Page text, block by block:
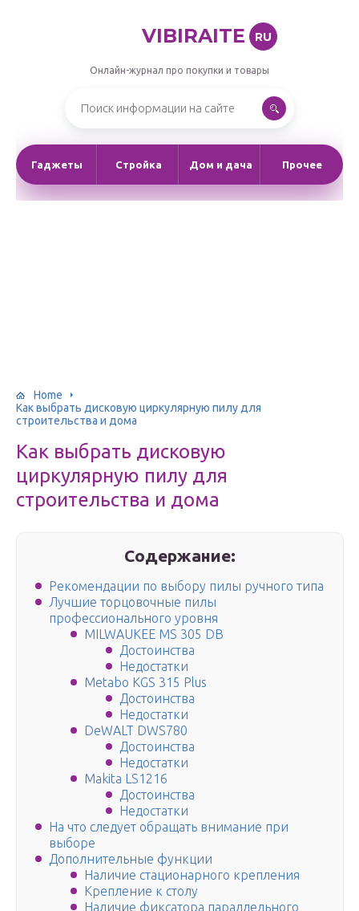
VIBIRAITE RU
Онлайн-журнал про покупки и товары
Гаджеты Стройка Дом и дача Прочее
Home
Как выбрать дисковую циркулярную пилу для
строительства и дома
Как выбрать дисковую
циркулярную пилу для
строительства и дома
Содержание:
Рекомендации по выбору пилы ручного типа
Лучшие торцовочные пилы
профессионального уровня
MILWAUKEE MS 305 DB
Достоинства
Недостатки
Metabo KGS 315 Plus
Достоинства
Недостатки
DeWALT DWS780
Достоинства
Недостатки
Makita LS1216
Достоинства
Недостатки
На что следует обращать внимание при
выборе
Дополнительные функции
Наличие стационарного крепления
Крепление к столу
Наличие фиксатора параллельного